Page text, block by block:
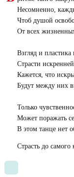
Несомненно,
Чтоб душой
От всех
Взгляд и пластика
Страсти
Кажется, что
Будут между них
Только
Может поражать
В этом танце нет
Страсть до самого